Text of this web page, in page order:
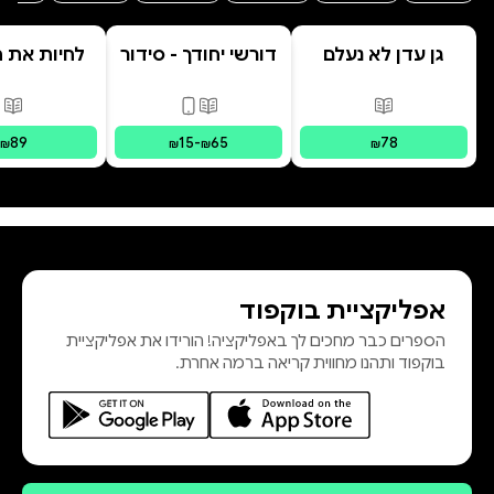
גן עדן לא נעלם
פורמטים זמינים מודפס
₪78
דורשי יחודך - סידור
פורמטים זמינים
מודפס,
₪15-₪65
לחיות את
₪89
אפליקציית בוקפוד
הספרים כבר מחכים לך באפליקציה! הורידו את אפליקציית
בוקפוד ותהנו מחווית קריאה ברמה אחרת.